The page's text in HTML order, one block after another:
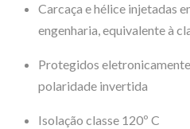
Carcaça e hélice injetadas
engenharia, equivalente à
Protegidos
polaridade invertida
Isolação classe 120º C